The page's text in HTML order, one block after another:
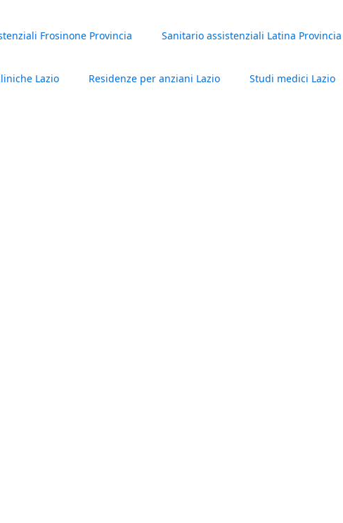
Frosinone Provincia Sanitario assistenziali Latina Provincia
Lazio Residenze per anziani Lazio Studi medici Lazio